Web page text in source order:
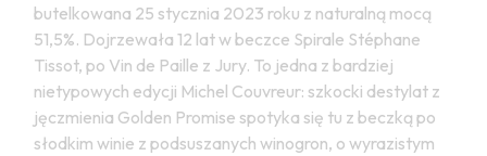
butelkowana 25 stycznia 2023 roku z naturalną mocą
51,5%. Dojrzewała 12 lat w beczce Spirale Stéphane
Tissot, po Vin de Paille z Jury. To jedna z bardziej
nietypowych edycji Michel Couvreur: szkocki destylat z
jęczmienia Golden Promise spotyka się tu z beczką po
słodkim winie z podsuszanych winogron, o wyrazistym